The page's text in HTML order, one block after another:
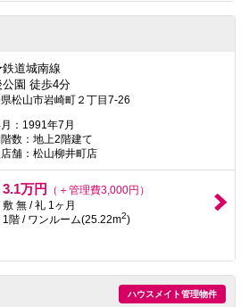
鉄道城南線
公園 徒歩4分
松山市岩崎町２丁目7-26
：1991年7月
数：地上2階建て
舗：松山柳井町店
3.1万円
（＋管理費3,000円）
敷 無 / 礼 1ヶ月
1階 / ワンルーム(25.22m2)
ハウスメイト管理物件